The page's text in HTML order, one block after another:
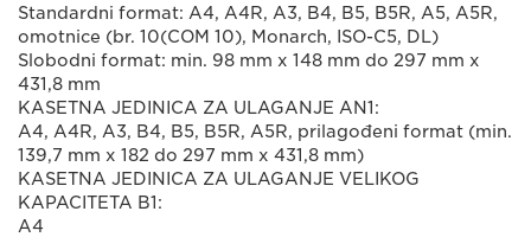
Standardni format: A4, A4R, A3, B4, B5, B5R, A5, A5R,
omotnice (br. 10(COM 10), Monarch, ISO-C5, DL)
Slobodni format: min. 98 mm x 148 mm do 297 mm x
431,8 mm
KASETNA JEDINICA ZA ULAGANJE AN1:
A4, A4R, A3, B4, B5, B5R, A5R, prilagođeni format (min.
139,7 mm x 182 do 297 mm x 431,8 mm)
KASETNA JEDINICA ZA ULAGANJE VELIKOG
KAPACITETA B1:
A4